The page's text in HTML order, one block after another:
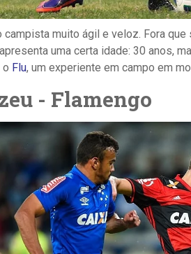
campista muito ágil e veloz. Fora
uma certa idade: 30 anos,
o Flu, um experiente em campo em
- Flamengo